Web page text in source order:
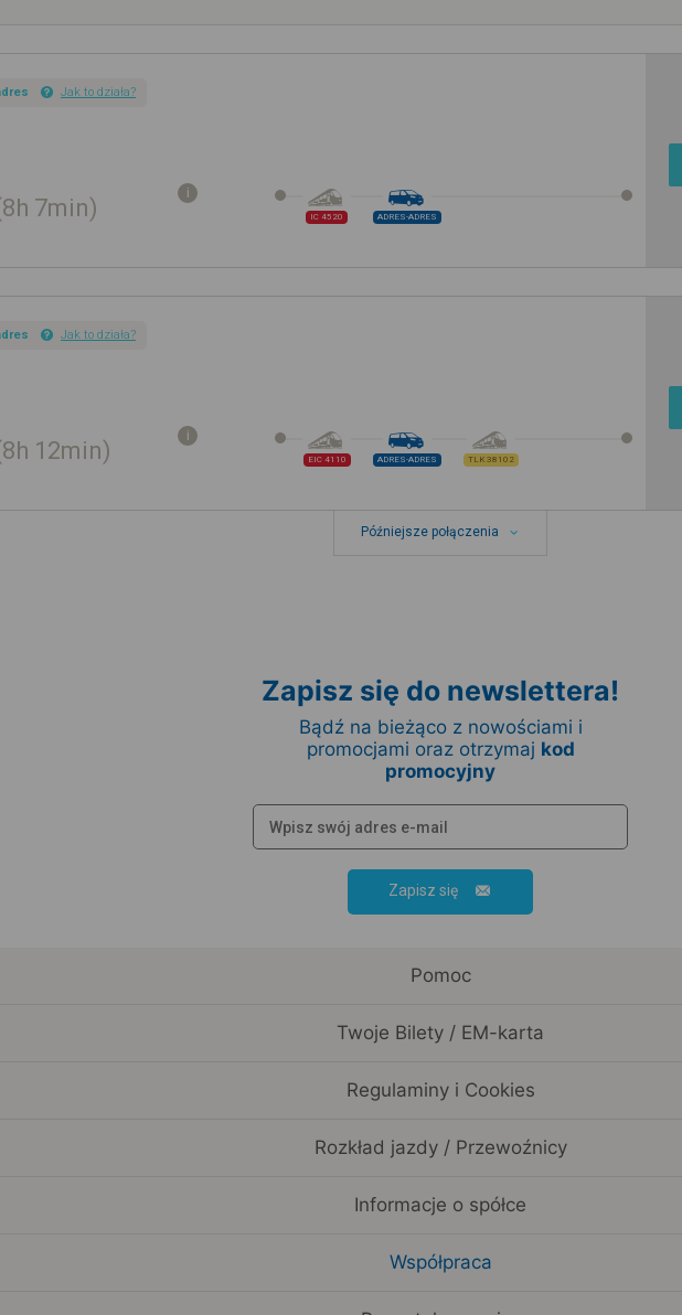
Jak to działa?
8h 7min IC 4520 ADRES-ADRES
Jak to działa?
8h 12min EIC 4110 ADRES-ADRES TLK 38102
Późniejsze połączenia
Zapisz się do newslettera!
Bądź na bieżąco z nowościami i
promocjami oraz otrzymaj kod
promocyjny
Zapisz się
Pomoc
Twoje Bilety / EM-karta
Regulaminy i Cookies
Rozkład jazdy / Przewoźnicy
Informacje o spółce
Współpraca